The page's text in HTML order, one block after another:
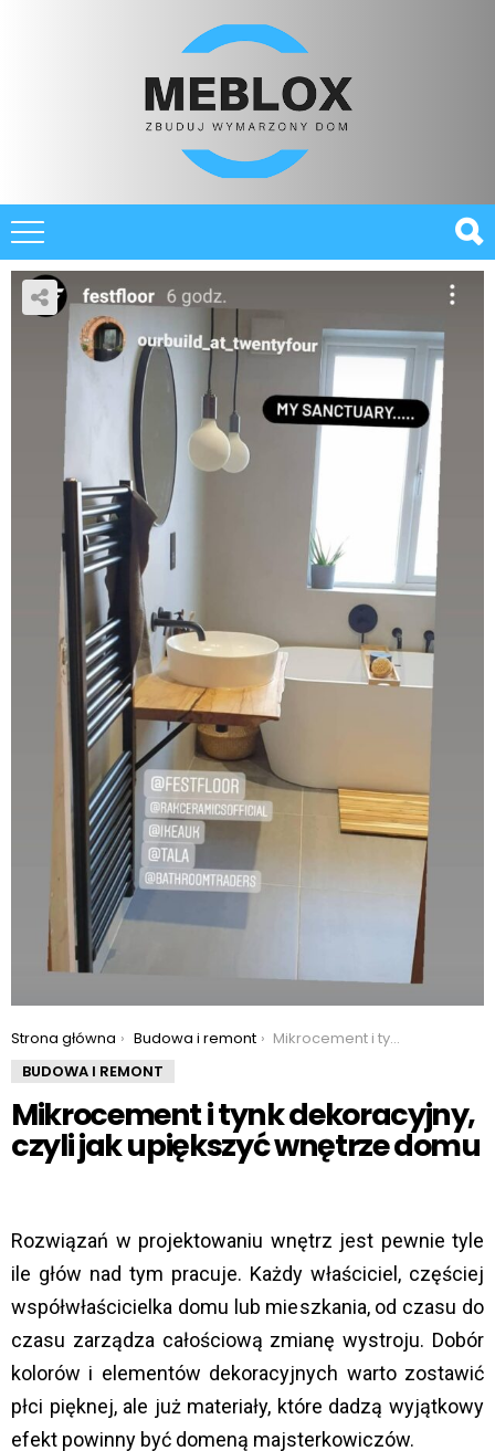
You are here:
Strona główna Budowa i remont
Mikrocement i tynk dekoracyjny, czyli jak upiększyć wnętrze domu
BUDOWA I REMONT
Mikrocement i tynk dekoracyjny,
czyli jak upiększyć wnętrze domu
Rozwiązań w projektowaniu wnętrz jest pewnie tyle
ile głów nad tym pracuje. Każdy właściciel, częściej
współwłaścicielka domu lub mieszkania, od czasu do
czasu zarządza całościową zmianę wystroju. Dobór
kolorów i elementów dekoracyjnych warto zostawić
płci pięknej, ale już materiały, które dadzą wyjątkowy
efekt powinny być domeną majsterkowiczów.